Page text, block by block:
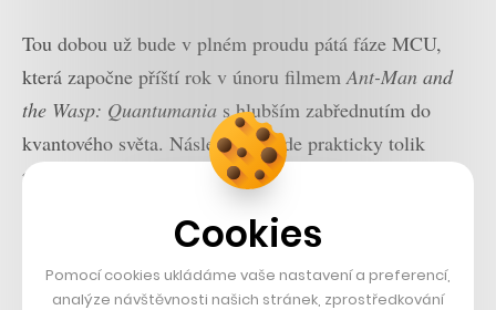
Tou dobou už bude v plném proudu pátá fáze MCU,
která započne příští rok v únoru filmem Ant-Man and
the Wasp: Quantumania s hlubším zabřednutím do
kvantového světa. Následovat bude prakticky tolik
titulů, kolik jen diváci zvládnou usledovat. Na Disney+
Nicka Furyho a Marie Hill proti invazi mimozemských
Skrullů. V květnu se bude pokračovat třetímiStrážci
Cookies
Pomocí cookies ukládáme vaše nastavení a preferencí,
analýze návštěvnosti našich stránek, zprostředkování